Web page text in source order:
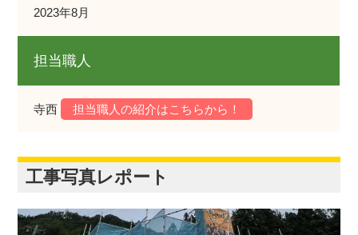
2023年8月
担当職人
寺西 担当職人の紹介はこちらから！
工事写真レポート